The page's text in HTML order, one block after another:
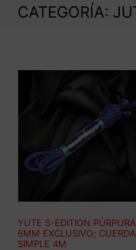
CATEGORÍA:
YUTE S-EDITION PÚRPURA
6MM EXCLUSIVO; CUERDA
SIMPLE 4M